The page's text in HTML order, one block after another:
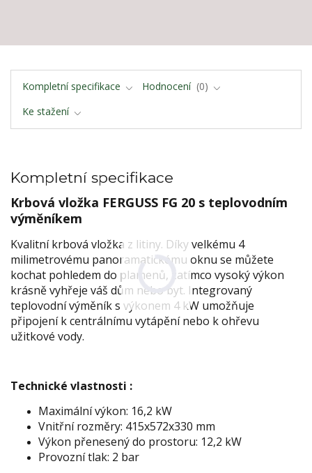
Kompletní specifikace Hodnocení
0
Ke stažení
Kompletní specifikace
Krbová vložka FERGUSS FG 20 s teplovodním
výměníkem
Kvalitní krbová vložka z litiny. Díky velkému 4
milimetrovému panoramatickému oknu se můžete
kochat pohledem do plamenů, zatímco vysoký výkon
krásně vyhřeje váš dům nebo byt. Integrovaný
teplovodní výměník s výkonem 4 kW umožňuje
připojení k centrálnímu vytápění nebo k ohřevu
užitkové vody.
Technické vlastnosti :
Maximální výkon: 16,2 kW
Vnitřní rozměry: 415x572x330 mm
Výkon přenesený do prostoru: 12,2 kW
Provozní tlak: 2 bar